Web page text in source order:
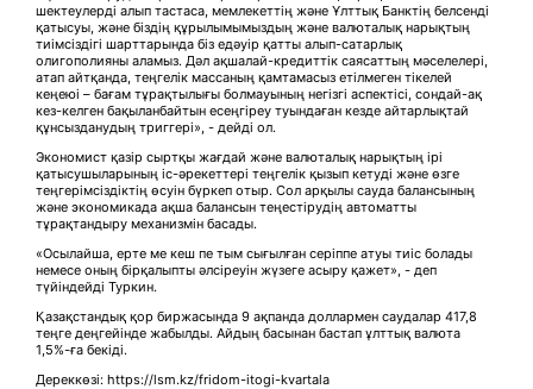
шектеулерді алып тастаса, мемлекеттің және Ұлттық Банктің белсенді
қатысуы, және біздің құрылымымыздың және валюталық нарықтың
тиімсіздігі шарттарында біз едәуір қатты алып-сатарлық
олигополияны аламыз. Дәл ақшалай-кредиттік саясаттың мәселелері,
атап айтқанда, теңгелік массаның қамтамасыз етілмеген тікелей
кеңеюі – бағам тұрақтылығы болмауының негізгі аспектісі, сондай-ақ
кез-келген бақыланбайтын есеңгіреу туындаған кезде айтарлықтай
құнсызданудың триггері», - дейді ол.
Экономист қазір сыртқы жағдай және валюталық нарықтың ірі
қатысушыларының іс-әрекеттері теңгелік қызып кетуді және өзге
теңгерімсіздіктің өсуін бүркеп отыр. Сол арқылы сауда балансының
және экономикада ақша балансын теңестірудің автоматты
тұрақтандыру механизмін басады.
«Осылайша, ерте ме кеш пе тым сығылған серіппе атуы тиіс болады
немесе оның бірқалыпты әлсіреуін жүзеге асыру қажет», - деп
түйіндейді Туркин.
Қазақстандық қор биржасында 9 ақпанда доллармен саудалар 417,8
теңге деңгейінде жабылды. Айдың басынан бастап ұлттық валюта
1,5%-ға бекіді.
Дереккөзі: https://lsm.kz/fridom-itogi-kvartala